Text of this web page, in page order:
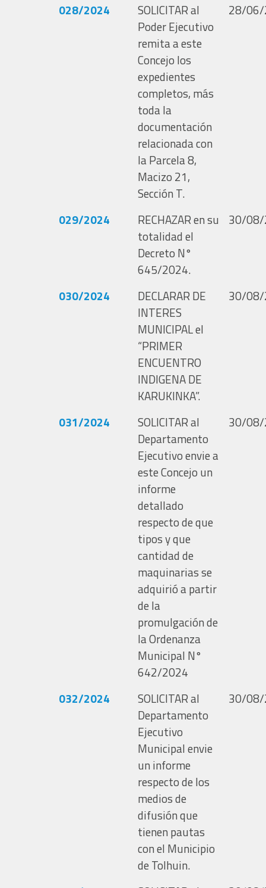
028/2024
SOLICITAR al
Poder Ejecutivo
remita a este
Concejo los
expedientes
completos, más
toda la
documentación
relacionada con
la Parcela 8,
Macizo 21,
Sección T.
28/
029/2024
RECHAZAR en su
totalidad el
Decreto N°
645/2024.
30/
030/2024
DECLARAR DE
INTERES
MUNICIPAL el
“PRIMER
ENCUENTRO
INDIGENA DE
KARUKINKA”.
30/
031/2024
SOLICITAR al
Departamento
Ejecutivo envie a
este Concejo un
informe
detallado
respecto de que
tipos y que
cantidad de
maquinarias se
adquirió a partir
de la
promulgación de
la Ordenanza
Municipal N°
642/2024
30/
032/2024
SOLICITAR al
Departamento
Ejecutivo
Municipal envie
un informe
respecto de los
medios de
difusión que
tienen pautas
con el Municipio
de Tolhuin.
30/